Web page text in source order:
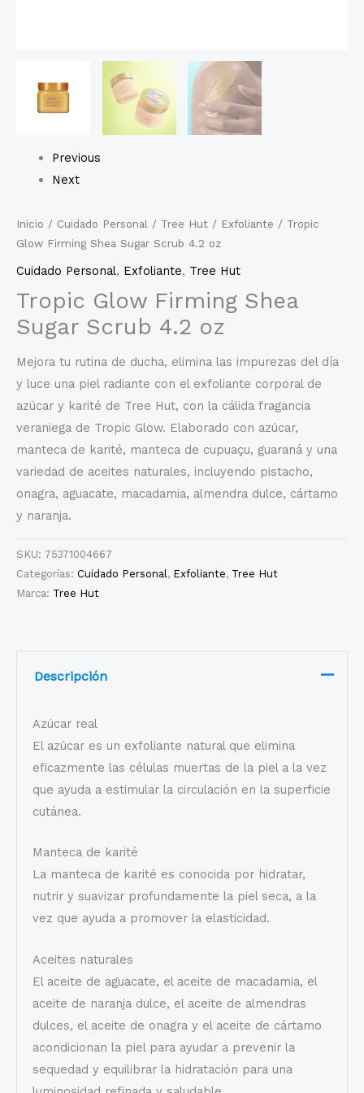
Previous
Next
Inicio / Cuidado Personal / Tree Hut / Exfoliante / Tropic
Glow Firming Shea Sugar Scrub 4.2 oz
Cuidado Personal, Exfoliante, Tree Hut
Tropic Glow Firming Shea
Sugar Scrub 4.2 oz
Mejora tu rutina de ducha, elimina las impurezas del día
y luce una piel radiante con el exfoliante corporal de
azúcar y karité de Tree Hut, con la cálida fragancia
veraniega de Tropic Glow. Elaborado con azúcar,
manteca de karité, manteca de cupuaçu, guaraná y una
variedad de aceites naturales, incluyendo pistacho,
onagra, aguacate, macadamia, almendra dulce, cártamo
y naranja.
SKU: 75371004667
Categorías: Cuidado Personal , Exfoliante, Tree Hut
Marca: Tree Hut
Descripción
Azúcar real
El azúcar es un exfoliante natural que elimina
eficazmente las células muertas de la piel a la vez
que ayuda a estimular la circulación en la superficie
cutánea.
Manteca de karité
La manteca de karité es conocida por hidratar,
nutrir y suavizar profundamente la piel seca, a la
vez que ayuda a promover la elasticidad.
Aceites naturales
El aceite de aguacate, el aceite de macadamia, el
aceite de naranja dulce, el aceite de almendras
dulces, el aceite de onagra y el aceite de cártamo
acondicionan la piel para ayudar a prevenir la
sequedad y equilibrar la hidratación para una